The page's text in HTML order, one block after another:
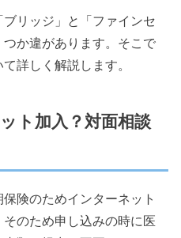
リッジ」と「ファインセ
か違があります。そこで
詳しく解説します。
ト加入？対面相談
険のためインターネット
のため申し込みの時に医